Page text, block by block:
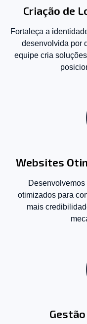
Criação de
Fortaleça a
desenvolvida por
equipe cria
Websites
otimizados para
mais